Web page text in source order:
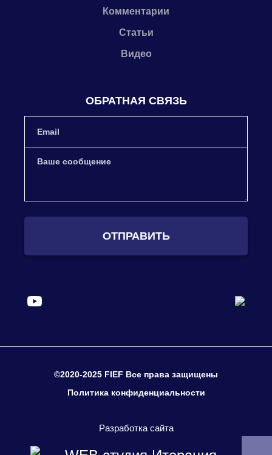
Комментарии
Статьи
Видео
ОБРАТНАЯ СВЯЗЬ
ОТПРАВИТЬ
©2020-2025 FIEF Все права защищены
Политика конфиденциальности
Разработка сайта